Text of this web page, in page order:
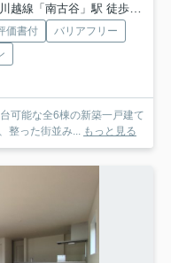
川越線「南古谷」駅 徒歩27分
価書付
バリアフリー
可能な全6棟の新築一戸建て
整った街並み... もっと見る